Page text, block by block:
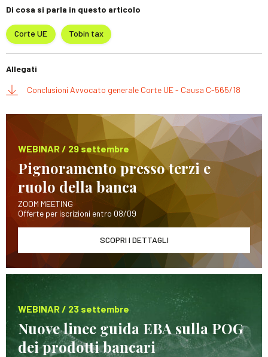
Di cosa si parla in questo articolo
Corte UE Tobin tax
Allegati
Conclusioni Avvocato generale Corte UE - Causa C-565/18
WEBINAR / 29 settembre
Pignoramento presso terzi e
ruolo della banca
ZOOM MEETING
Offerte per iscrizioni entro 08/09
SCOPRI I DETTAGLI
WEBINAR / 23 settembre
Nuove linee guida EBA sulla POG
dei prodotti bancari